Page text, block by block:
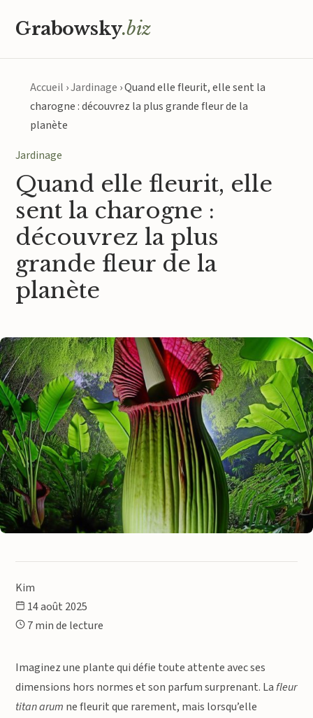
Grabowsky.biz
Accueil ›Jardinage ›Quand elle fleurit, elle sent la
charogne : découvrez la plus grande fleur de la
planète
Jardinage
Quand elle fleurit, elle
sent la charogne :
découvrez la plus
grande fleur de la
planète
Kim
14 août 2025
7 min de lecture
Imaginez une plante qui défie toute attente avec ses
dimensions hors normes et son parfum surprenant. Lafleur
titan arum ne fleurit que rarement, mais lorsqu’elle